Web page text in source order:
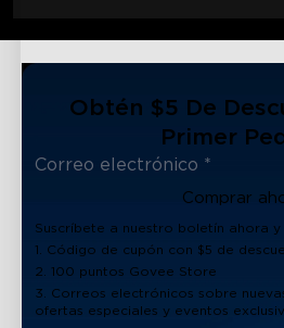
Obtén $5 De
Primer
Comprar
Suscríbete a nuestro boletín ahora y
1. Código de cupón con $5 de
2. 100 puntos Govee Store
3. Correos electrónicos sobre
ofertas especiales y eventos